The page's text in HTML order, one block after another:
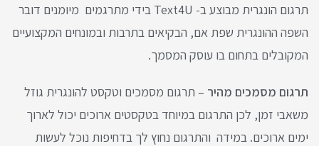
תרגום הונגרית מבוצע ב- Text4U בידי מתרגמים מיומנים דובר
השפה ההונגרית שפת אם, הבקיאים בתרבות ובמונחים המקצועיים
המקובלים בתחום בו עוסק המסמך.
תרגום מסמכים מהיר – תרגום מסמכים וטקסט להונגרית גוזל
משאבי זמן, לכן התרגום במיוחד בטקסטים ארוכים יכול לארוך
ימים ארוכים. במידה והתרגום נחוץ לך בדחיפות נוכל לעשות